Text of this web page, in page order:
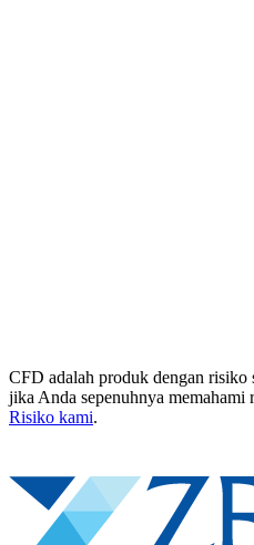
CFD adalah produk dengan risiko
jika Anda sepenuhnya memahami
Risiko kami.